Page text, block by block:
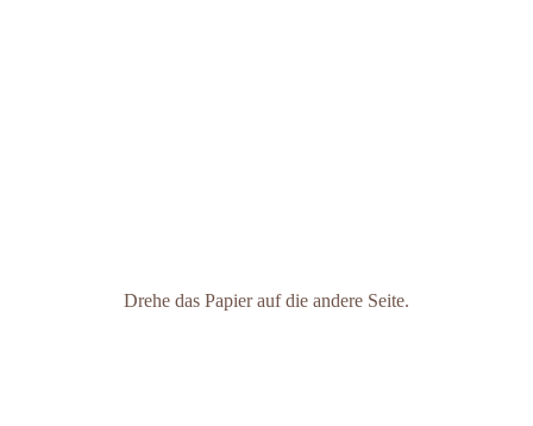
Drehe das Papier auf die andere Seite.